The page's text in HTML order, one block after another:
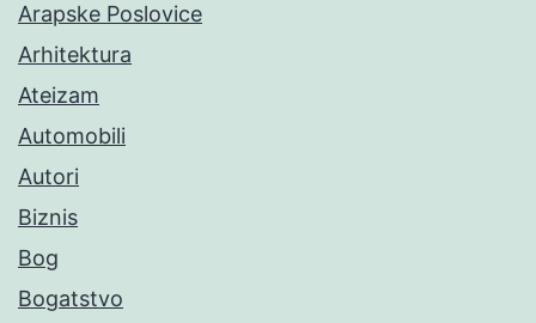
Arapske Poslovice
Arhitektura
Ateizam
Automobili
Autori
Biznis
Bog
Bogatstvo